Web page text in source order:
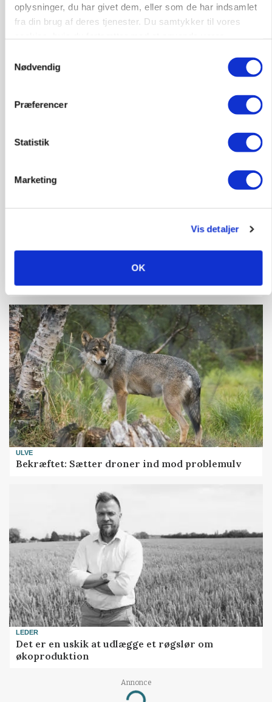
oplysninger, du har givet dem, eller som de har indsamlet
fra din brug af deres tjenester. Du samtykker til vores
Nødvendig
Præferencer
Statistik
Marketing
Vis detaljer
OK
PLANTER
Før såmaskinen kører: Her er efterårets største
Uændret notering: Spæde lyspunkter i fortsat
presset marked for oksekød
ULVE
Bekræftet: Sætter droner ind mod problemulv
LEDER
Det er en uskik at udlægge et røgslør om
økoproduktion
Annonce